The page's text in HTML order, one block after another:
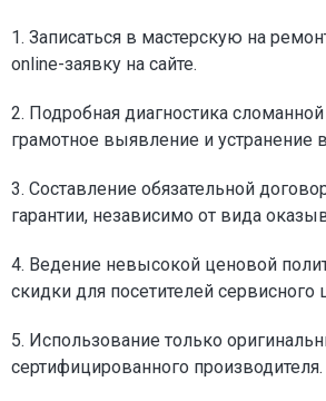
1. Записаться в мастерскую на
online-заявку на сайте.
2. Подробная диагностика
грамотное выявление и устранение
3. Составление обязательной
гарантии, независимо от вида
4. Ведение невысокой ценовой
скидки для посетителей сервисного
5. Использование только
сертифицированного производителя.